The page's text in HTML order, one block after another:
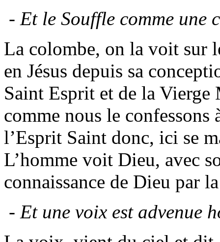
- Et le Souffle comme une
La colombe, on la voit sur
en Jésus depuis sa
Saint Esprit et de la Vierge
comme nous le
l’Esprit Saint donc, ici se
L’homme voit Dieu, avec
connaissance de Dieu par
- Et une voix est advenue